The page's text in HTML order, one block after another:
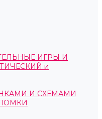
ИГРЫ И
и
И СХЕМАМИ